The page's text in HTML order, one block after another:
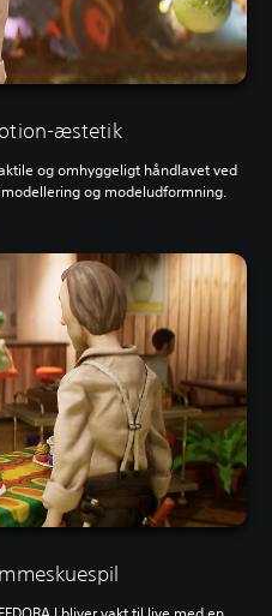
æstetik
og omhyggeligt håndlavet ved
og modeludformning.